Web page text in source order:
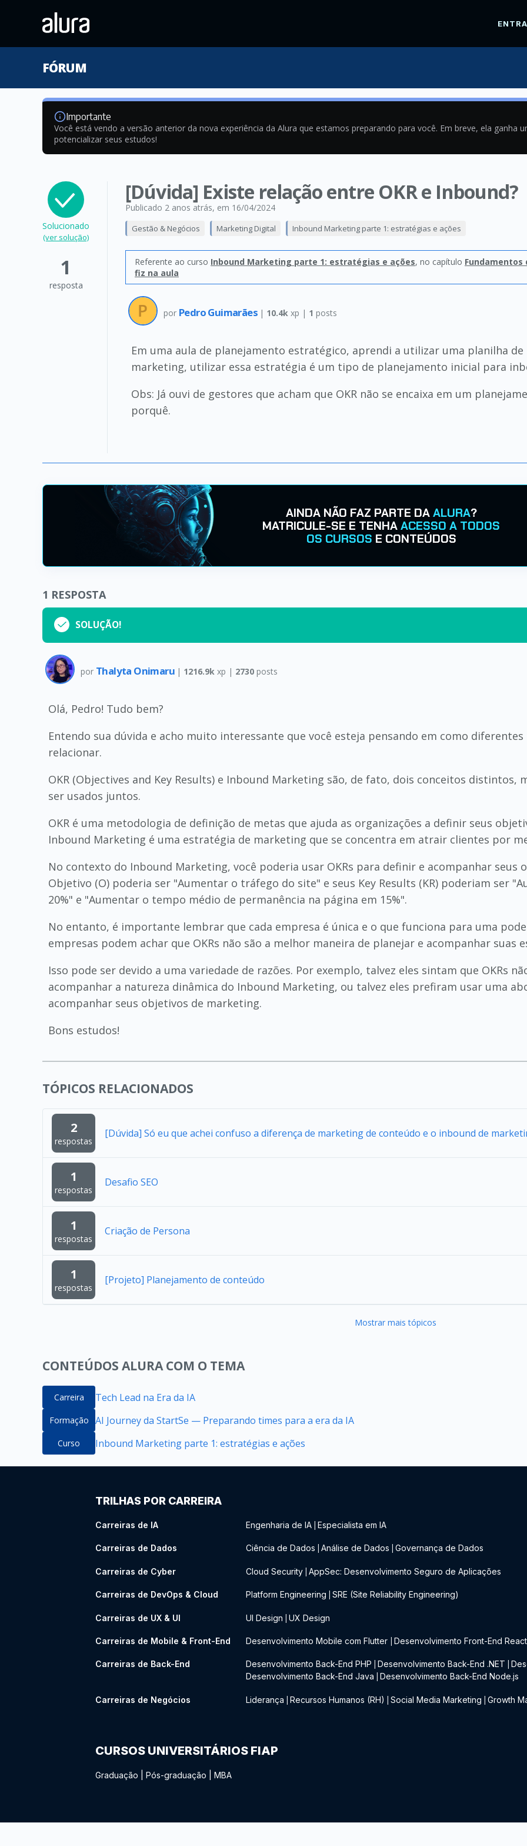
FÓRUM
Importante
Você está vendo a versão anterior da nova experiência da Alura que estamos preparando para você. Em breve, ela ganha
potencializar seus estudos!
Solucionado
(ver solução)
1
resposta
[Dúvida] Existe relação entre OKR e Inbound?
Publicado 2 anos atrás, em 16/04/2024
Gestão & Negócios Marketing Digital Inbound Marketing parte 1: estratégias e ações
Referente ao curso Inbound Marketing parte 1: estratégias e ações, no capítulo
fiz na aula
por Pedro Guimarães | 10.4k xp | 1 posts
Em uma aula de planejamento estratégico, aprendi a utilizar uma planilha de
marketing, utilizar essa estratégia é um tipo de planejamento inicial para
Obs: Já ouvi de gestores que acham que OKR não se encaixa em um
porquê.
AINDA NÃO FAZ PARTE DAALURA?
MATRICULE-SE E TENHAACESSO A TODOS
OS CURSOS E CONTEÚDOS
1 RESPOSTA
SOLUÇÃO!
por Thalyta Onimaru | 1216.9k xp | 2730 posts
Olá, Pedro! Tudo bem?
Entendo sua dúvida e acho muito interessante que você esteja pensando em como
relacionar.
OKR (Objectives and Key Results) e Inbound Marketing são, de fato, dois conceitos distintos,
ser usados juntos.
OKR é uma metodologia de definição de metas que ajuda as organizações a definir seus
Inbound Marketing é uma estratégia de marketing que se concentra em atrair clientes por
No contexto do Inbound Marketing, você poderia usar OKRs para definir e acompanhar seus
Objetivo (O) poderia ser "Aumentar o tráfego do site" e seus Key Results (KR) poderiam ser
20%" e "Aumentar o tempo médio de permanência na página em 15%".
No entanto, é importante lembrar que cada empresa é única e o que funciona para uma
empresas podem achar que OKRs não são a melhor maneira de planejar e acompanhar
Isso pode ser devido a uma variedade de razões. Por exemplo, talvez eles sintam que OKRs
acompanhar a natureza dinâmica do Inbound Marketing, ou talvez eles prefiram usar uma
acompanhar seus objetivos de marketing.
Bons estudos!
TÓPICOS RELACIONADOS
2
respostas
[Dúvida] Só eu que achei confuso a diferença de marketing de conteúdo e o inbound de
1
respostas
Desafio SEO
1
respostas
Criação de Persona
1
respostas
[Projeto] Planejamento de conteúdo
Mostrar mais tópicos
CONTEÚDOS ALURA COM O TEMA
Carreira Tech Lead na Era da IA
Formação AI Journey da StartSe — Preparando times para a era da IA
Curso Inbound Marketing parte 1: estratégias e ações
TRILHAS POR CARREIRA
Carreiras de IA Engenharia de IA Especialista em IA
Carreiras de Dados Ciência de Dados Análise de Dados Governança de Dados
Carreiras de Cyber Cloud Security AppSec: Desenvolvimento Seguro de Aplicações
Carreiras de DevOps & Cloud Platform Engineering SRE (Site Reliability Engineering)
Carreiras de UX & UI UI Design UX Design
Carreiras de Mobile & Front-End Desenvolvimento Mobile com Flutter Desenvolvimento Front-End React
Carreiras de Back-End Desenvolvimento Back-End PHP Desenvolvimento Back-End .NET
Desenvolvimento Back-End Java
Desenvolvimento Back-End Node.js
Carreiras de Negócios Liderança Recursos Humanos (RH) Social Media Marketing Growth
CURSOS UNIVERSITÁRIOS FIAP
Graduação Pós-graduação MBA